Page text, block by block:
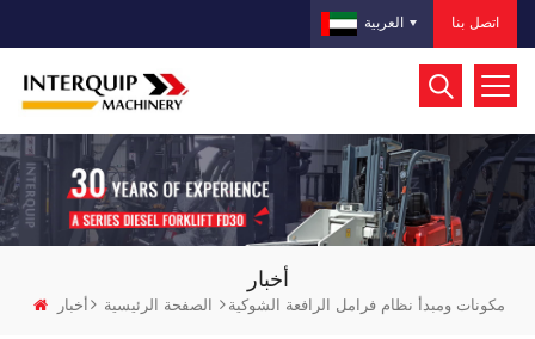
اتصل بنا العربية
أخبار
الصفحة الرئيسية أخبار مكونات ومبدأ نظام فرامل الرافعة الشوكية